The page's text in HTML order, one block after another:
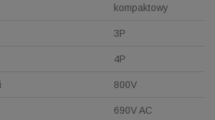
kompaktowy
3P
4P
800V
690V AC